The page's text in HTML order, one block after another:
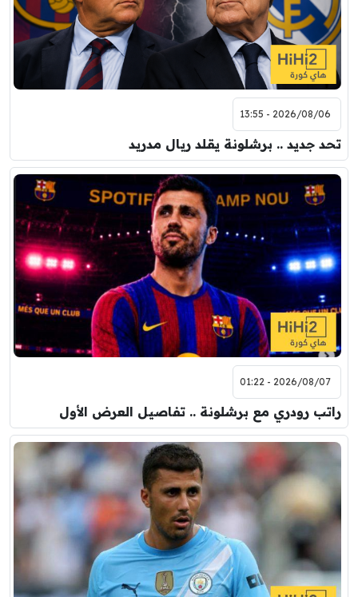
2026/08/06 - 13:55
تحد جديد .. برشلونة يقلد ريال مدريد
2026/08/07 - 01:22
راتب رودري مع برشلونة .. تفاصيل العرض الأول